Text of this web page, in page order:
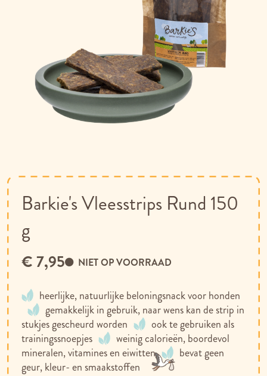
begin
van
de
afbeeldingen-
gallerij
Barkie's Vleesstrips Rund 150
g
heerlijke, natuurlijke beloningsnack voor honden
gemakkelijk in gebruik, naar wens kan de strip in
stukjes gescheurd worden
ook te gebruiken als
trainingssnoepjes
weinig calorieën, boordevol
mineralen, vitamines en eiwitten
bevat geen
geur, kleur- en smaakstoffen
NIET OP VOORRAAD
€ 7,95